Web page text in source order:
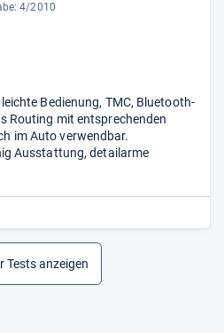
4/2010
Bedienung, TMC, Bluetooth-
Routing mit entsprechenden
im Auto verwendbar.
Ausstattung, detailarme
Tests anzeigen